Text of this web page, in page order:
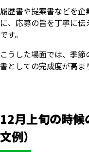
履歴書や提案書などを
に、応募の旨を丁寧に
です。
こうした場面では、季
書としての完成度が高ま
12月上旬の時
文例）